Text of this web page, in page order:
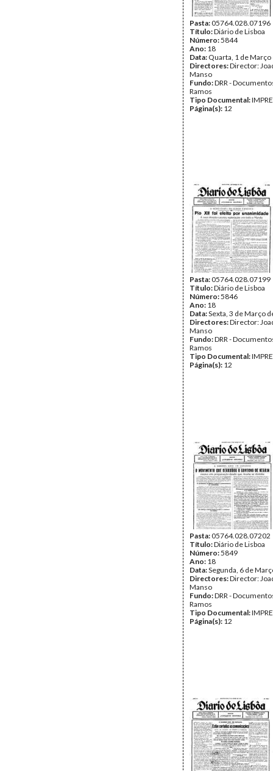
Pasta:05764.028.07196
Título:Diário de Lisboa
Número:5844
Ano: 18
Data: Quarta, 1 de
Directores:Director:
Manso
Fundo:DRR -
Ramos
Tipo Documental:
Página(s): 12
Pasta:05764.028.07199
Título:Diário de Lisboa
Número:5846
Ano: 18
Data:Sexta, 3 de Março
Directores:Director:
Manso
Fundo:DRR -
Ramos
Tipo Documental:
Página(s): 12
Pasta:05764.028.07202
Título:Diário de Lisboa
Número:5849
Ano: 18
Data:Segunda, 6 de
Directores:Director:
Manso
Fundo:DRR -
Ramos
Tipo Documental:
Página(s): 12